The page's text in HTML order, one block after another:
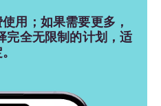
用；如果需要更多，
完全无限制的计划，适